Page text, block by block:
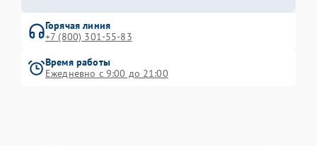
Горячая линия
+7 (800) 301-55-83
Время работы
Ежедневно с 9:00 до 21:00